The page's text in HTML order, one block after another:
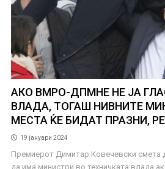
АКО ВМРО-ДПМНЕ НЕ ЈА
ВЛАДА, ТОГАШ НИВНИТЕ
МЕСТА ЌЕ БИДАТ ПРАЗНИ,
19 јануари 2024
Премиерот Димитар Ковечевски
да има министри во техничката влада